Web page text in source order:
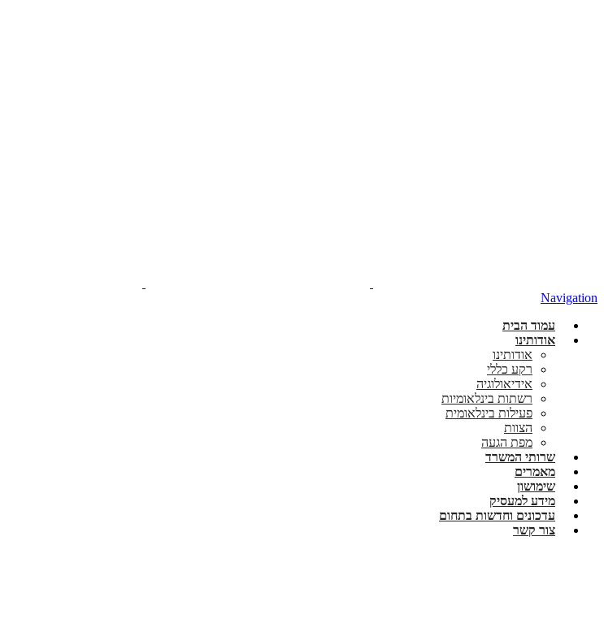
Navigation
עמוד הבית
אודותינו
אודותינו
רקע כללי
אידיאולוגיה
רשתות בינלאומיות
פעילות בינלאומית
הצוות
מפת הגעה
שרותי המשרד
מאמרים
שימושון
מידע למעסיק
עדכונים וחדשות בתחום
צור קשר